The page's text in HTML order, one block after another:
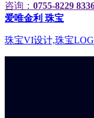
咨询： 0755-8229
爱唯金利 珠宝
珠宝VI设计,珠宝